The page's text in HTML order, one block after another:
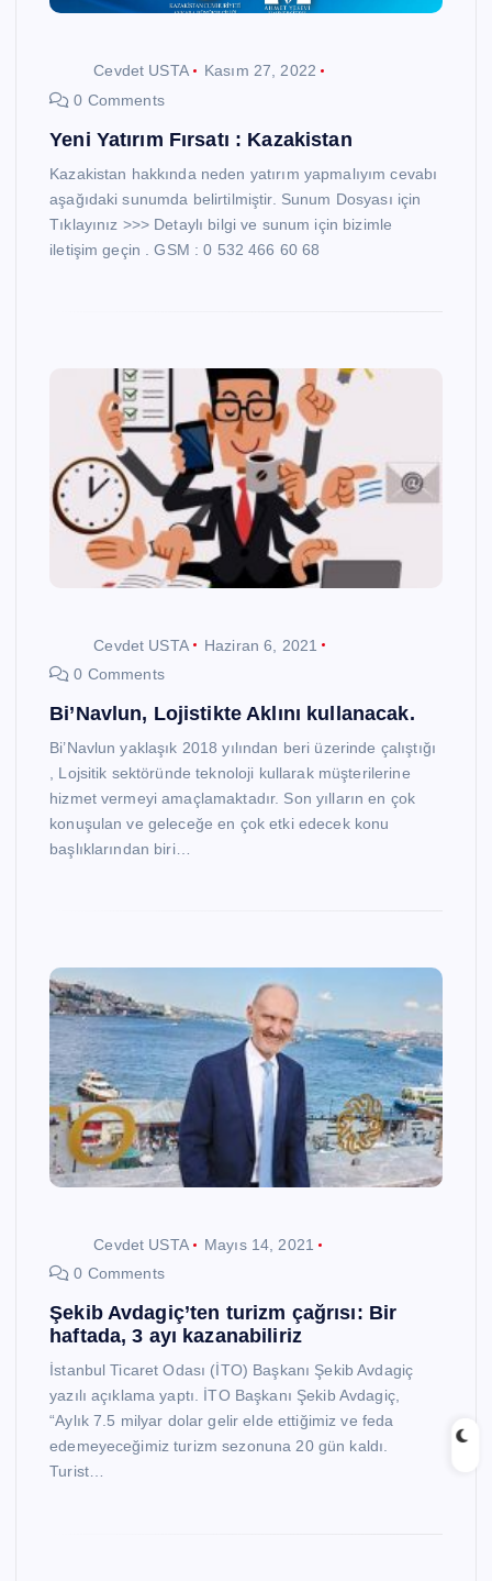
Cevdet USTA
Kasım 27, 2022
0 Comments
Yeni Yatırım Fırsatı : Kazakistan
Kazakistan hakkında neden yatırım yapmalıyım cevabı
aşağıdaki sunumda belirtilmiştir. Sunum Dosyası için
Tıklayınız >>> Detaylı bilgi ve sunum için bizimle
iletişim geçin . GSM : 0 532 466 60 68
Cevdet USTA
Haziran 6, 2021
0 Comments
Bi’Navlun, Lojistikte Aklını kullanacak.
Bi’Navlun yaklaşık 2018 yılından beri üzerinde çalıştığı
, Lojsitik sektöründe teknoloji kullarak müşterilerine
hizmet vermeyi amaçlamaktadır. Son yılların en çok
konuşulan ve geleceğe en çok etki edecek konu
başlıklarından biri…
Cevdet USTA
Mayıs 14, 2021
0 Comments
Şekib Avdagiç’ten turizm çağrısı: Bir
haftada, 3 ayı kazanabiliriz
İstanbul Ticaret Odası (İTO) Başkanı Şekib Avdagiç
yazılı açıklama yaptı. İTO Başkanı Şekib Avdagiç,
“Aylık 7.5 milyar dolar gelir elde ettiğimiz ve feda
edemeyeceğimiz turizm sezonuna 20 gün kaldı.
Turist…